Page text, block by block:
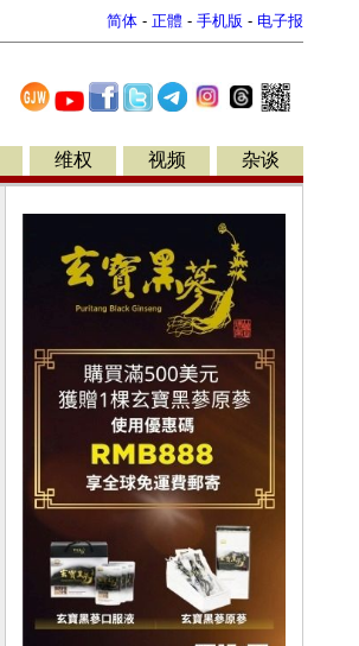
简体 - 正體 - 手机版 - 电子报
维权 视频 杂谈